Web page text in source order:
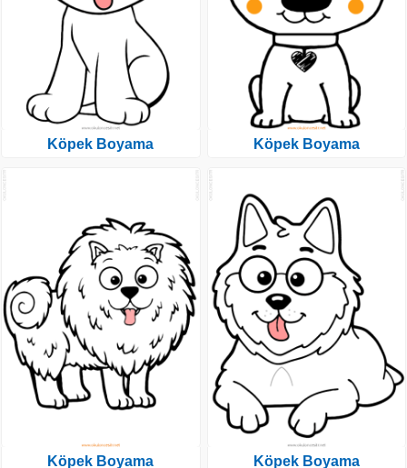
Köpek Boyama
Köpek Boyama
Köpek Boyama
Köpek Boyama